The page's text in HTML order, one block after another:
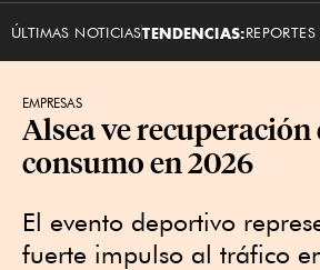
ÚLTIMAS NOTICIASTENDENCIAS:
EMPRESAS
Alsea ve recuperación
consumo en 2026
El evento deportivo
fuerte impulso al tráfico